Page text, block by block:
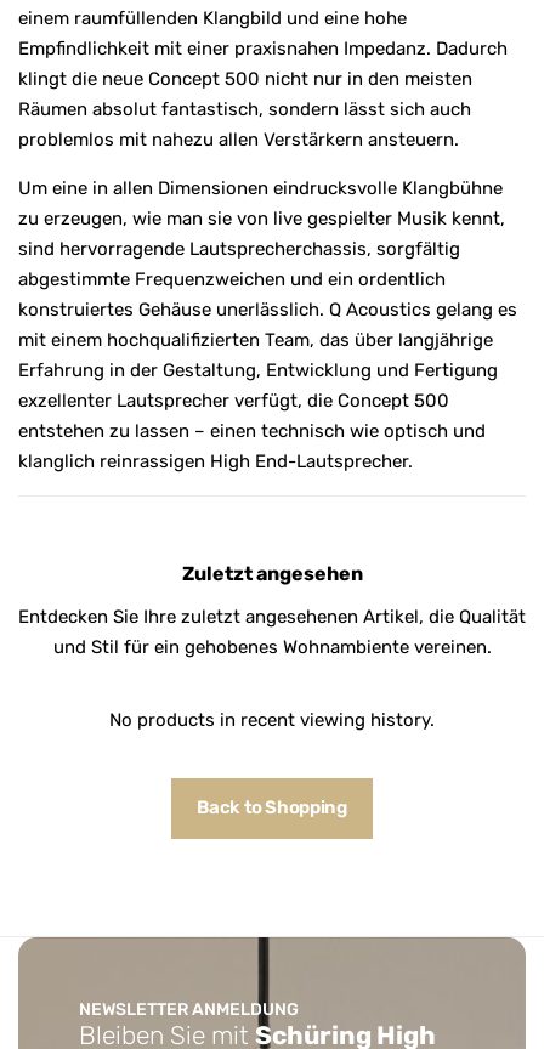
einem raumfüllenden Klangbild und eine hohe
Empfindlichkeit mit einer praxisnahen Impedanz. Dadurch
klingt die neue Concept 500 nicht nur in den meisten
Räumen absolut fantastisch, sondern lässt sich auch
problemlos mit nahezu allen Verstärkern ansteuern.
Um eine in allen Dimensionen eindrucksvolle Klangbühne
zu erzeugen, wie man sie von live gespielter Musik kennt,
sind hervorragende Lautsprecherchassis, sorgfältig
abgestimmte Frequenzweichen und ein ordentlich
konstruiertes Gehäuse unerlässlich. Q Acoustics gelang es
mit einem hochqualifizierten Team, das über langjährige
Erfahrung in der Gestaltung, Entwicklung und Fertigung
exzellenter Lautsprecher verfügt, die Concept 500
entstehen zu lassen – einen technisch wie optisch und
klanglich reinrassigen High End-Lautsprecher.
Zuletzt angesehen
Entdecken Sie Ihre zuletzt angesehenen Artikel, die Qualität
und Stil für ein gehobenes Wohnambiente vereinen.
No products in recent viewing history.
Back to Shopping
NEWSLETTER ANMELDUNG
Bleiben Sie mit Schüring High